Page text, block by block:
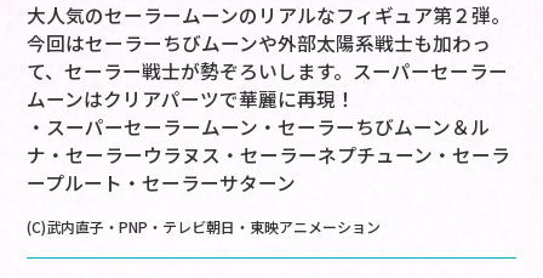
大人気のセーラームーンのリアルなフィギュア第２弾。
今回はセーラーちびムーンや外部太陽系戦士も加わっ
て、セーラー戦士が勢ぞろいします。スーパーセーラー
ムーンはクリアパーツで華麗に再現！
・スーパーセーラームーン・セーラーちびムーン＆ル
ナ・セーラーウラヌス・セーラーネプチューン・セーラ
ープルート・セーラーサターン
(C)武内直子・PNP・テレビ朝日・東映アニメーション